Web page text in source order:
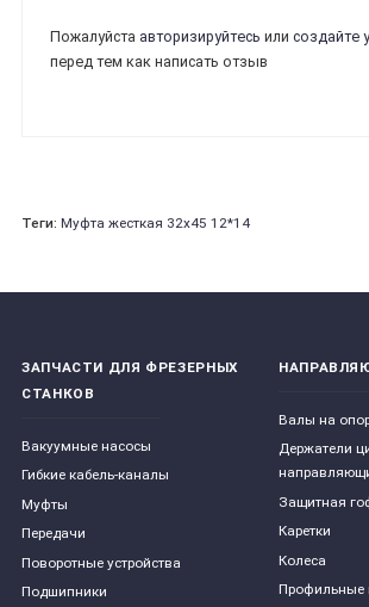
Пожалуйста авторизируйтесь или создайте
перед тем как написать отзыв
Теги: Муфта жесткая 32х45 12*14
ЗАПЧАСТИ ДЛЯ ФРЕЗЕРНЫХ
СТАНКОВ
Вакуумные насосы
Гибкие кабель-каналы
Муфты
Передачи
Поворотные устройства
Подшипники
Валы на
Держатели
Защитная
Каретки
Колеса
Профильные